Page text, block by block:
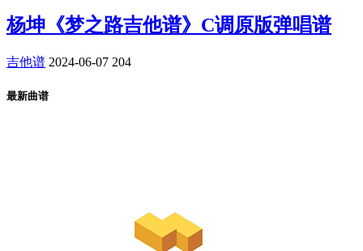
杨坤《梦之路吉他谱》C调原版弹唱谱
吉他谱 2024-06-07 204
最新曲谱